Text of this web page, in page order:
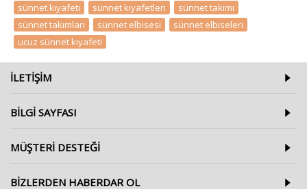
sünnet kıyafeti
sünnet kıyafetleri sünnet takımı
sünnet takımları
sünnet elbisesi sünnet elbiseleri
ucuz sünnet kıyafeti
ILETIŞIM
BILGI SAYFASI
MÜŞTERI DESTEĞI
BIZLERDEN HABERDAR OL